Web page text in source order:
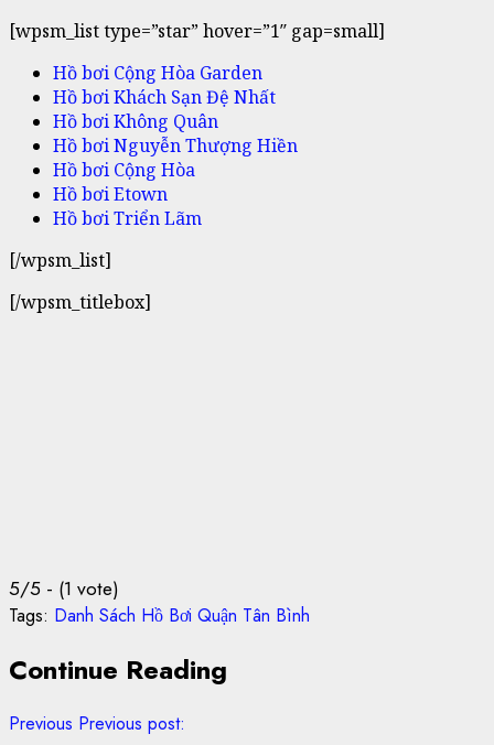
[wpsm_list type=”star” hover=”1″ gap=small]
Hồ bơi Cộng Hòa Garden
Hồ bơi Khách Sạn Đệ Nhất
Hồ bơi Không Quân
Hồ bơi Nguyễn Thượng Hiền
Hồ bơi Cộng Hòa
Hồ bơi Etown
Hồ bơi Triển Lãm
[/wpsm_list]
[/wpsm_titlebox]
5/5 - (1 vote)
Tags: Danh Sách Hồ Bơi Quận Tân Bình
Continue Reading
Previous Previous post: